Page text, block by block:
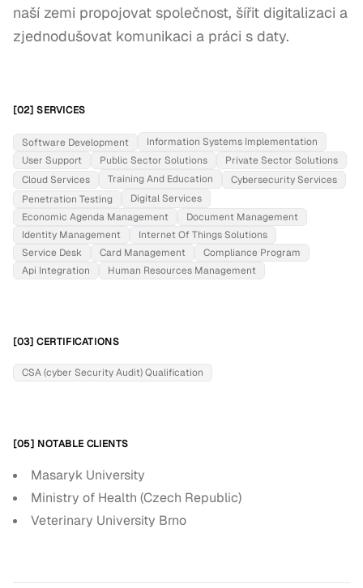
naší zemi propojovat společnost, šířit digitalizaci a
zjednodušovat komunikaci a práci s daty.
[02] SERVICES
Software Development
Information Systems Implementation
User Support
Public Sector Solutions
Private Sector Solutions
Cloud Services
Training And Education
Cybersecurity Services
Penetration Testing
Digital Services
Economic Agenda Management
Document Management
Identity Management
Internet Of Things Solutions
Service Desk
Card Management
Compliance Program
Api Integration
Human Resources Management
[03] CERTIFICATIONS
CSA (cyber Security Audit) Qualification
[05] NOTABLE CLIENTS
Masaryk University
Ministry of Health (Czech Republic)
Veterinary University Brno